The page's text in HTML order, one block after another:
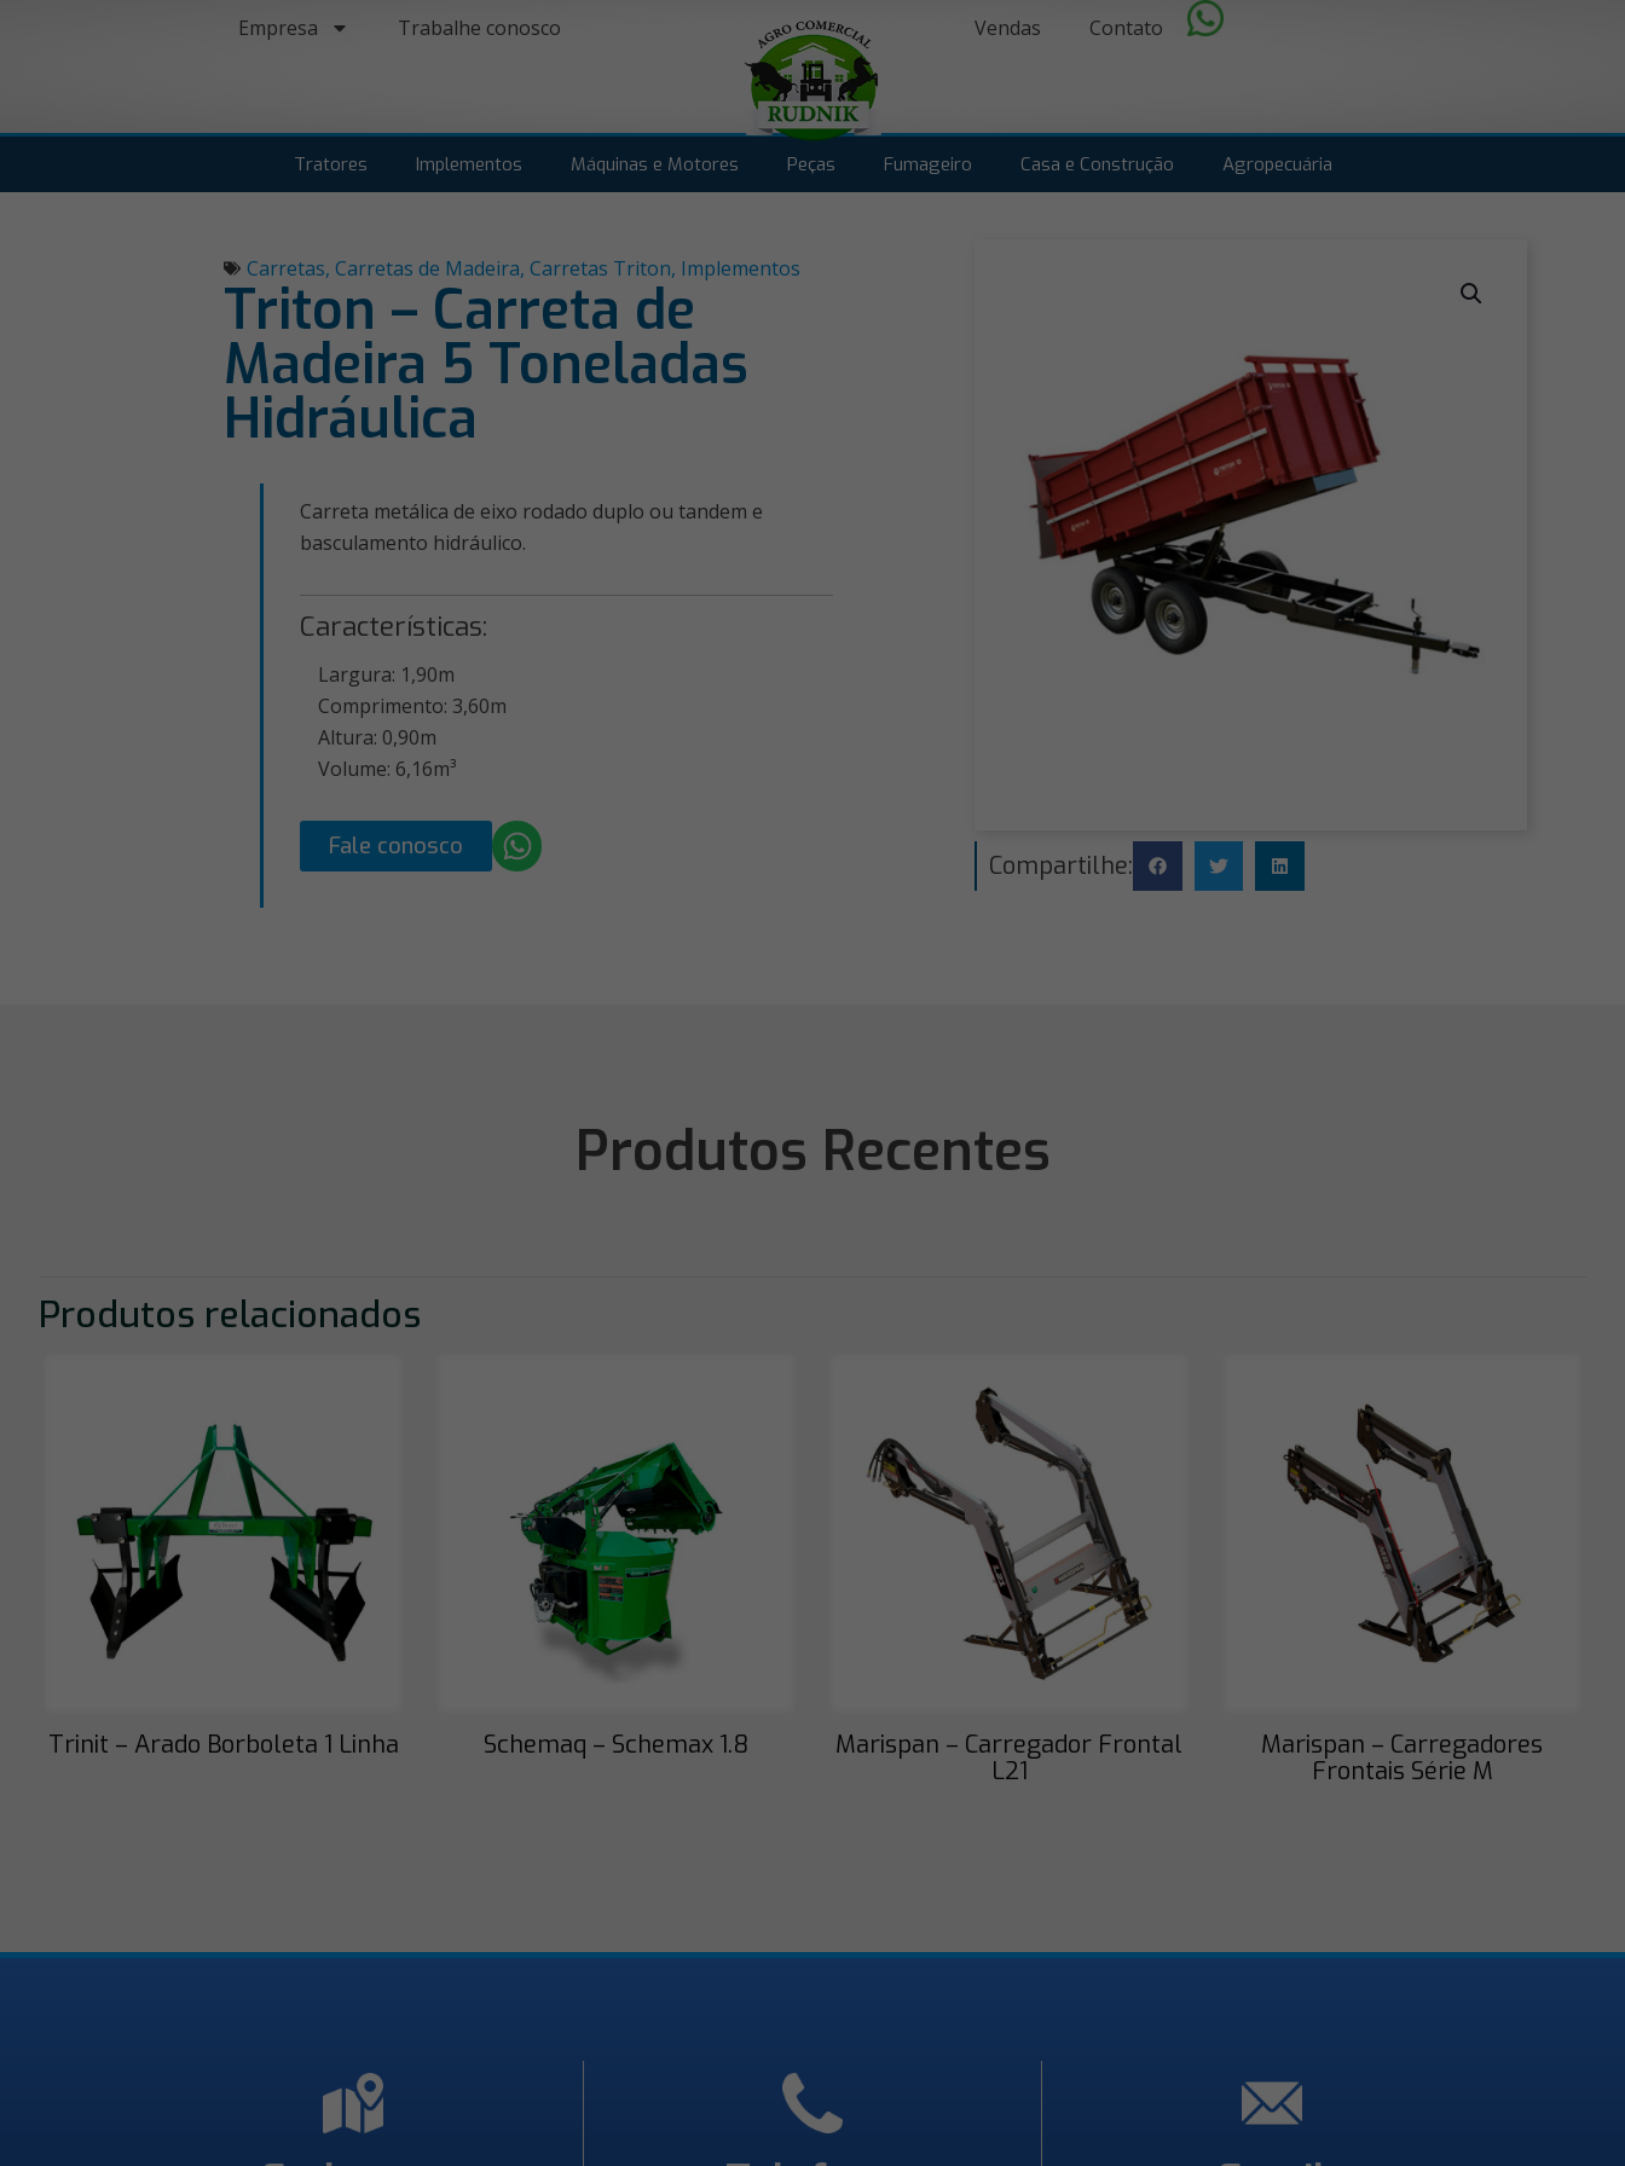
Empresa Trabalhe conosco Vendas Contato
Tratores Implementos Máquinas e Motores Peças Fumageiro Casa e Construção Agropecuária
Carretas, Carretas de Madeira, Carretas Triton, Implementos
Triton – Carreta de
Madeira 5 Toneladas
Hidráulica
Carreta metálica de eixo rodado duplo ou tandem e
basculamento hidráulico.
Características:
Largura: 1,90m
Comprimento: 3,60m
Altura: 0,90m
Volume: 6,16m³
Fale conosco
Compartilhe:
Produtos Recentes
Produtos relacionados
Trinit – Arado Borboleta 1 Linha Schemaq – Schemax 1.8
Marispan – Carregador Frontal
L21
Marispan – Carregadores
Frontais Série M